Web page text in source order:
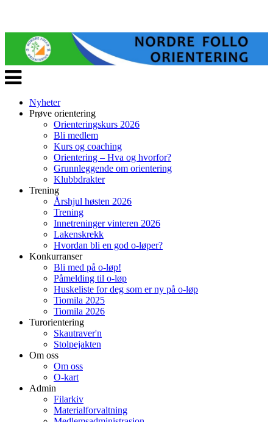
Veksle
navigasjon
Nyheter
Prøve orientering
Orienteringskurs 2026
Bli medlem
Kurs og coaching
Orientering – Hva og hvorfor?
Grunnleggende om orientering
Klubbdrakter
Trening
Årshjul høsten 2026
Trening
Innetreninger vinteren 2026
Lakenskrekk
Hvordan bli en god o-løper?
Konkurranser
Bli med på o-løp!
Påmelding til o-løp
Huskeliste for deg som er ny på o-løp
Tiomila 2025
Tiomila 2026
Turorientering
Skautraver'n
Stolpejakten
Om oss
Om oss
O-kart
Admin
Filarkiv
Materialforvaltning